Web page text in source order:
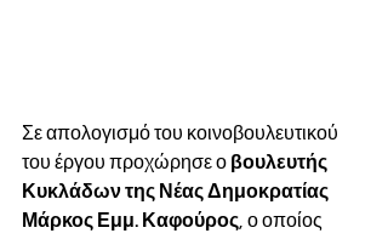
Σε απολογισμό του κοινοβουλευτικού
του έργου προχώρησε ο βουλευτής
Κυκλάδων της Νέας Δημοκρατίας
Μάρκος Εμμ. Καφούρος, ο οποίος